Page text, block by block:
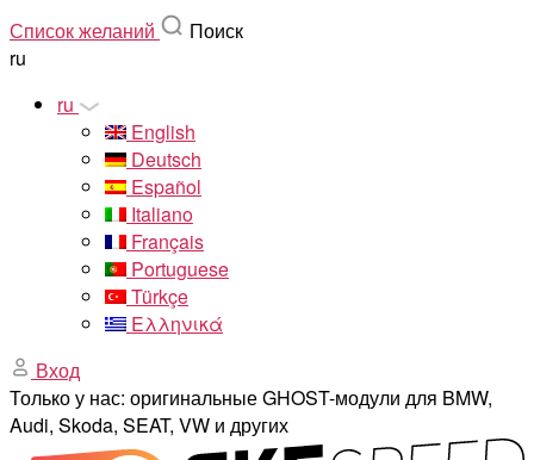
Список желаний
Поиск
ru
ru
English
Deutsch
Español
Italiano
Français
Portuguese
Türkçe
Ελληνικά
Вход
Только у нас: оригинальные GHOST-модули для BMW,
Audi, Skoda, SEAT, VW и других